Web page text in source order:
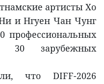
артисты Хо
и Нгуен Чан Чунг
профессиональных
30 зарубежных
что DIFF-2026